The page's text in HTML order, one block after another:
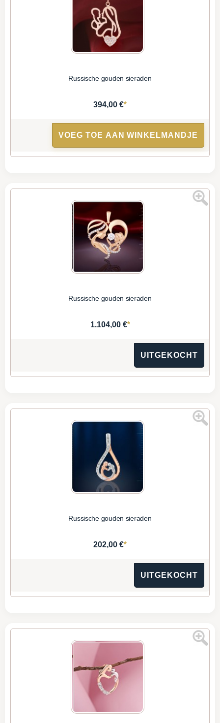
Russische gouden sieraden
394,00 €*
VOEG TOE AAN WINKELMANDJE
Russische gouden sieraden
1.104,00 €*
UITGEKOCHT
Russische gouden sieraden
202,00 €*
UITGEKOCHT